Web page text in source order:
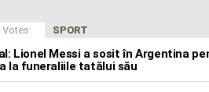
Votes SPORT
Lionel Messi a sosit în Argentina
la funeraliile tatălui său